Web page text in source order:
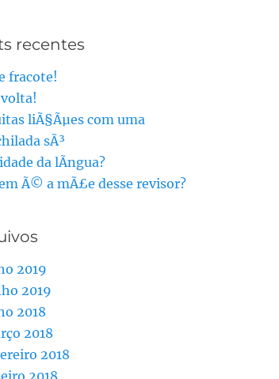
recentes
fracote!
liÃ§Ãµes com uma
sÃ³
da lÃ­ngua?
Ã© a mÃ£e desse revisor?
2019
2019
2018
2018
2018
2018